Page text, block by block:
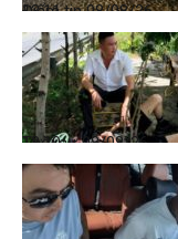
Điểm tin
08/08/26, 13:11
Thời sự
08/08/26, 13:10